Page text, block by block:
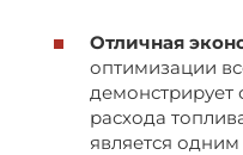
Отличная
оптимизации
демонстрирует
расхода
является